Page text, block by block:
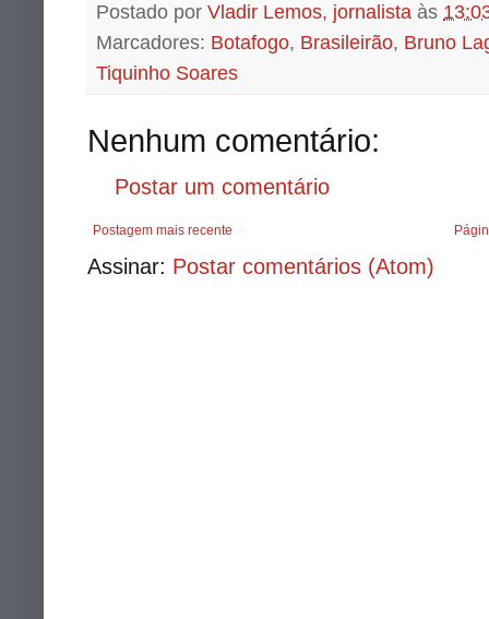
Postado por Vladir Lemos, jornalista às
Marcadores: Botafogo, Brasileirão, Bruno
Tiquinho Soares
Nenhum comentário:
Postar um comentário
Postagem mais recente
Assinar: Postar comentários (Atom)